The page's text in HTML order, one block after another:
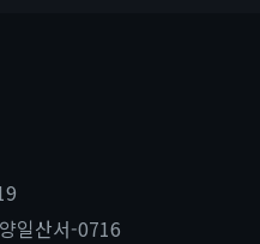
일산서-0716